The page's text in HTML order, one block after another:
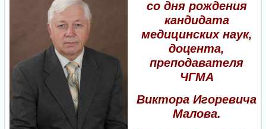
со дня рождения
кандидата
медицинских наук,
доцента,
преподавателя
ЧГМА
Виктора Игоревича
Малова.